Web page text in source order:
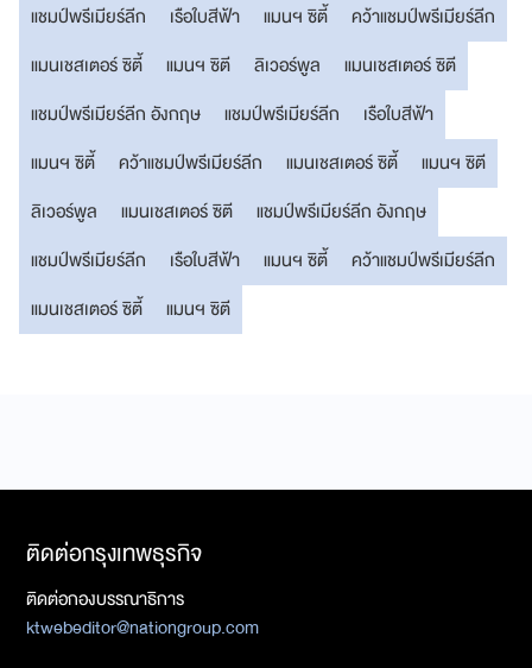
แชมป์พรีเมียร์ลีก
เรือใบสีฟ้า แมนฯ ซิตี้
คว้าแชมป์พรีเมียร์ลีก
แมนเชสเตอร์ ซิตี้
แมนฯ ซิตี ลิเวอร์พูล
แมนเชสเตอร์ ซิตี
แชมป์พรีเมียร์ลีก อังกฤษ
แชมป์พรีเมียร์ลีก
เรือใบสีฟ้า
แมนฯ ซิตี้
คว้าแชมป์พรีเมียร์ลีก แมนเชสเตอร์ ซิตี้
แมนฯ ซิตี
ลิเวอร์พูล
แมนเชสเตอร์ ซิตี
แชมป์พรีเมียร์ลีก อังกฤษ
แชมป์พรีเมียร์ลีก
เรือใบสีฟ้า แมนฯ ซิตี้
คว้าแชมป์พรีเมียร์ลีก
แมนเชสเตอร์ ซิตี้
แมนฯ ซิตี
ติดต่อกรุงเทพธุรกิจ
ติดต่อกองบรรณาธิการ
ktwebeditor@nationgroup.com